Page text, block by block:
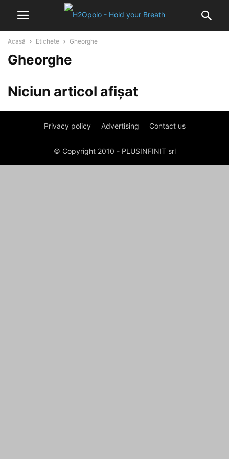
Acasă Etichete Gheorghe
Gheorghe
Niciun articol afișat
Privacy policy Advertising Contact us
© Copyright 2010 - PLUSINFINIT srl